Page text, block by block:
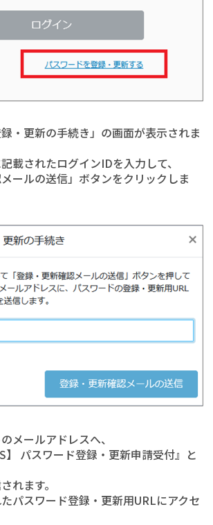
・更新の手続き」の画面が表示されま
載されたログインIDを入力して、
メールの送信」ボタンをクリックしま
メールアドレスへ、
】 パスワード登録・更新申請受付』と
れます。
パスワード登録・更新用URLにアクセ